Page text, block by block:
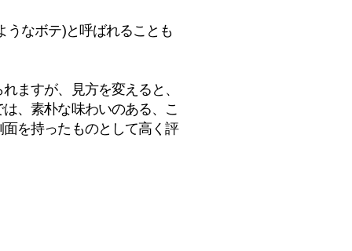
うなボテ)と呼ばれることも
ますが、見方を変えると、
、素朴な味わいのある、こ
を持ったものとして高く評